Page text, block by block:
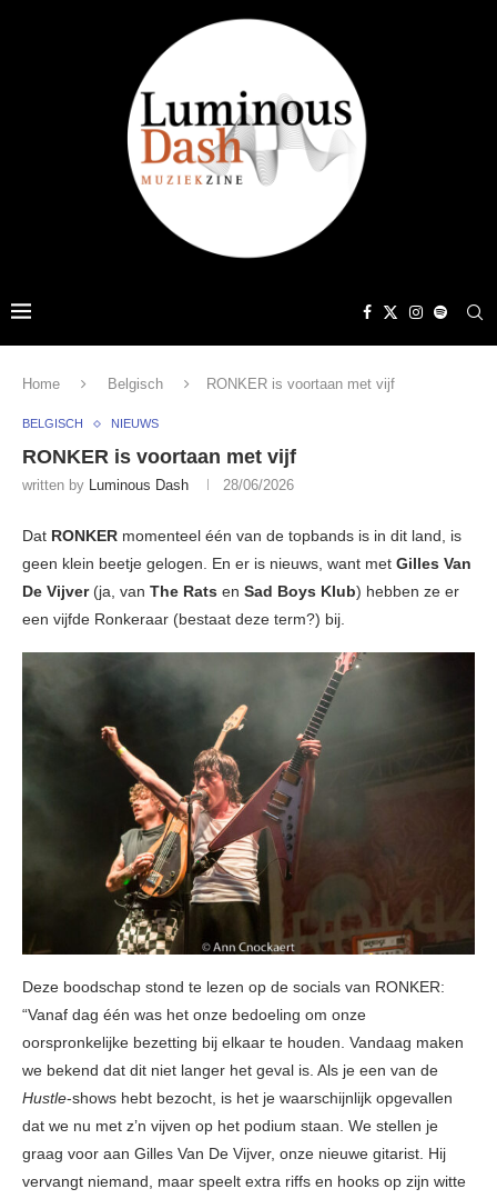
Home Belgisch RONKER is voortaan met vijf
BELGISCH NIEUWS
RONKER is voortaan met vijf
written by Luminous Dash 28/06/2026
Dat RONKER momenteel één van de topbands is in dit land, is
geen klein beetje gelogen. En er is nieuws, want met Gilles Van
De Vijver (ja, van The Rats en Sad Boys Klub) hebben ze er
een vijfde Ronkeraar (bestaat deze term?) bij.
Deze boodschap stond te lezen op de socials van RONKER:
“Vanaf dag één was het onze bedoeling om onze
oorspronkelijke bezetting bij elkaar te houden. Vandaag maken
we bekend dat dit niet langer het geval is. Als je een van de
Hustle-shows hebt bezocht, is het je waarschijnlijk opgevallen
dat we nu met z’n vijven op het podium staan. We stellen je
graag voor aan Gilles Van De Vijver, onze nieuwe gitarist. Hij
vervangt niemand, maar speelt extra riffs en hooks op zijn witte